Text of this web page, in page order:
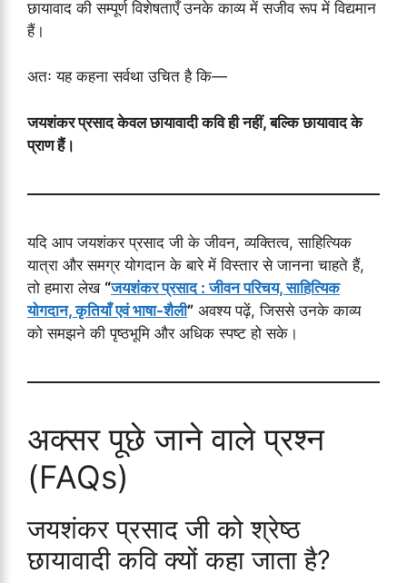
छायावाद की सम्पूर्ण विशेषताएँ उनके काव्य में सजीव रूप में विद्यमान
हैं।
अतः यह कहना सर्वथा उचित है कि—
जयशंकर प्रसाद केवल छायावादी कवि ही नहीं, बल्कि छायावाद के
प्राण हैं।
यदि आप जयशंकर प्रसाद जी के जीवन, व्यक्तित्व, साहित्यिक
यात्रा और समग्र योगदान के बारे में विस्तार से जानना चाहते हैं,
तो हमारा लेख “जयशंकर प्रसाद : जीवन परिचय, साहित्यिक
योगदान, कृतियाँ एवं भाषा-शैली” अवश्य पढ़ें, जिससे उनके काव्य
को समझने की पृष्ठभूमि और अधिक स्पष्ट हो सके।
अक्सर पूछे जाने वाले प्रश्न
(FAQs)
जयशंकर प्रसाद जी को श्रेष्ठ
छायावादी कवि क्यों कहा जाता है?